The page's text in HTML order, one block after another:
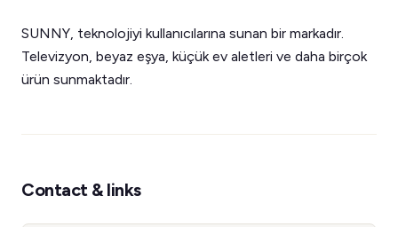
SUNNY, teknolojiyi kullanıcılarına sunan bir markadır.
Televizyon, beyaz eşya, küçük ev aletleri ve daha birçok
ürün sunmaktadır.
Contact & links